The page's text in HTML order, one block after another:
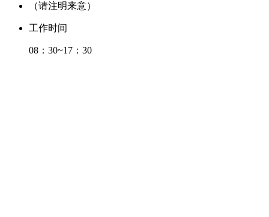
（请注明来意）
工作时间
08：30~17：30